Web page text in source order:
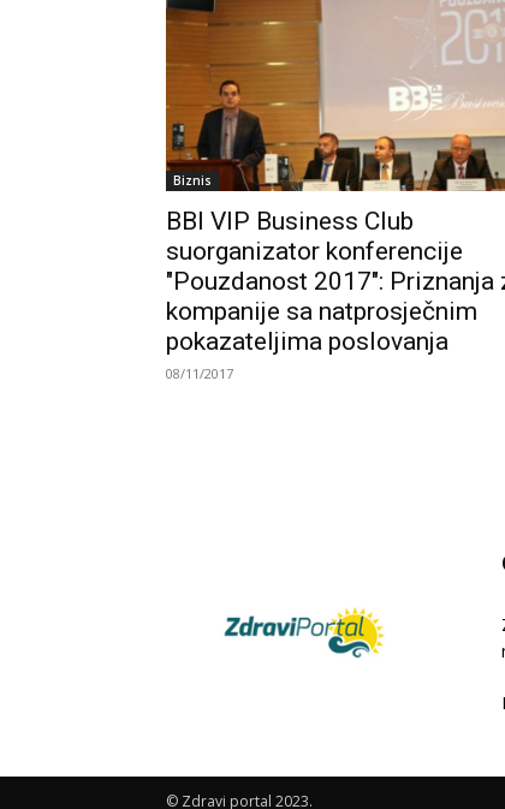
Biznis
BBI VIP Business Club
suorganizator konferencije
"Pouzdanost 2017": Priznanja
kompanije sa natprosječnim
pokazateljima poslovanja
08/11/2017
© Zdravi portal 2023.